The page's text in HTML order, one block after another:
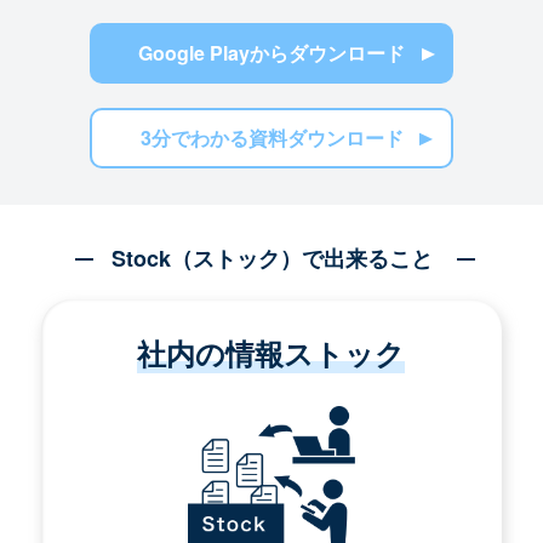
Google Playからダウンロード
3分でわかる資料ダウンロード
Stock（ストック）で出来ること
社内の情報ストック